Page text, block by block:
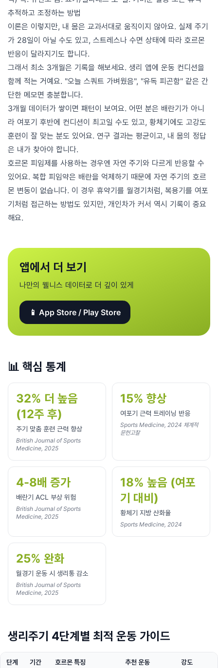
추적하고 조정하는 방법
이론은 이렇지만, 내 몸은 교과서대로 움직이지 않아요. 실제 주기
가 28일이 아닐 수도 있고, 스트레스나 수면 상태에 따라 호르몬
반응이 달라지기도 합니다.
그래서 최소 3개월은 기록을 해보세요. 생리 앱에 운동 컨디션을
함께 적는 거예요. "오늘 스쿼트 가벼웠음", "유독 피곤함" 같은 간
단한 메모면 충분합니다.
3개월 데이터가 쌓이면 패턴이 보여요. 어떤 분은 배란기가 아니
라 여포기 후반에 컨디션이 최고일 수도 있고, 황체기에도 고강도
훈련이 잘 맞는 분도 있어요. 연구 결과는 평균이고, 내 몸의 정답
은 내가 찾아야 합니다.
호르몬 피임제를 사용하는 경우엔 자연 주기와 다르게 반응할 수
있어요. 복합 피임약은 배란을 억제하기 때문에 자연 주기의 호르
몬 변동이 없습니다. 이 경우 휴약기를 월경기처럼, 복용기를 여포
기처럼 접근하는 방법도 있지만, 개인차가 커서 역시 기록이 중요
해요.
앱에서 더 보기
나만의 웰니스 데이터로 더 깊이 있게
📱 App Store / Play Store
📊 핵심 통계
32% 더 높음
(12주 후)
주기 맞춤 훈련 근력 향상
British Journal of Sports
Medicine, 2025
15% 향상
여포기 근력 트레이닝 반응
Sports Medicine, 2024 체계적
문헌고찰
4-8배 증가
배란기 ACL 부상 위험
British Journal of Sports
Medicine, 2025
18% 높음 (여포
기 대비)
황체기 지방 산화율
Sports Medicine, 2024
25% 완화
월경기 운동 시 생리통 감소
British Journal of Sports
Medicine, 2025
생리주기 4단계별 최적 운동 가이드
단계 기간 호르몬 특징 추천 운동 강도